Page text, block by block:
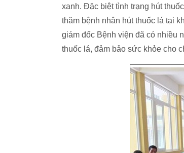
xanh. Đặc biệt tình trạng hút
thăm bệnh nhân hút thuốc lá tại
giám đốc Bệnh viện đã có nhiều
thuốc lá, đảm bảo sức khỏe cho